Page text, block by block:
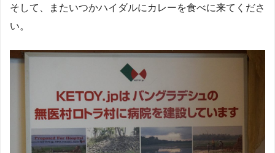
そして、またいつかハイダルにカレーを食べに来てくださ
い。